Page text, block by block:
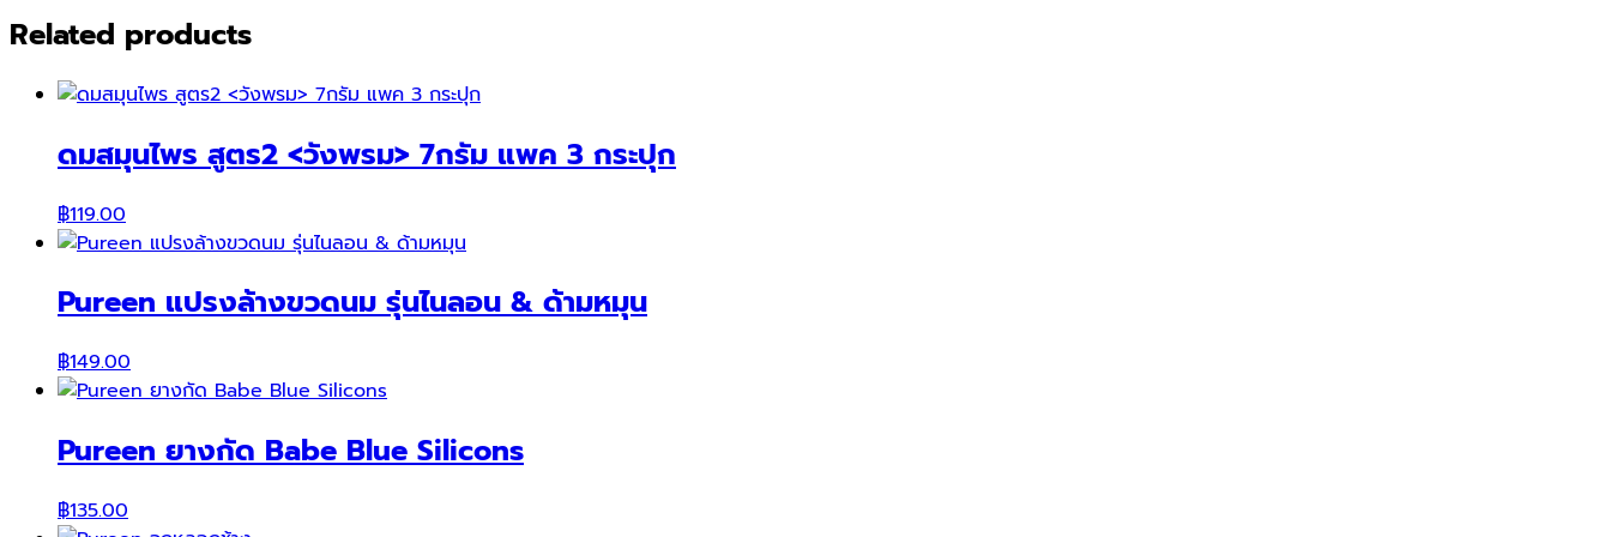
Related products
ดมสมุนไพร สูตร2 <วังพรม> 7กรัม แพค 3 กระปุก
฿119.00
Pureen แปรงล้างขวดนม รุ่นไนลอน & ด้ามหมุน
฿149.00
Pureen ยางกัด Babe Blue Silicons
฿135.00